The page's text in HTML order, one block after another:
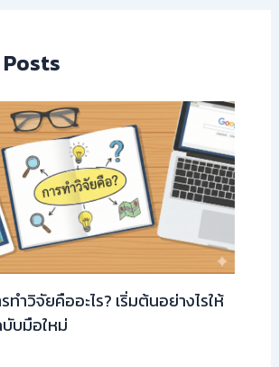
ำวิจัยคืออะไร? เริ่มต้นอย่างไรให้
บมือใหม่